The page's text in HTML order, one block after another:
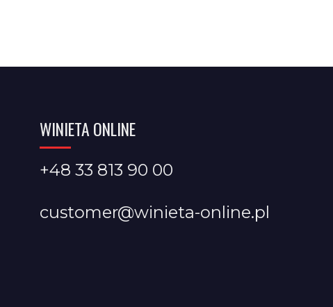
WINIETA ONLINE
+48 33 813 90 00
customer@winieta-online.pl